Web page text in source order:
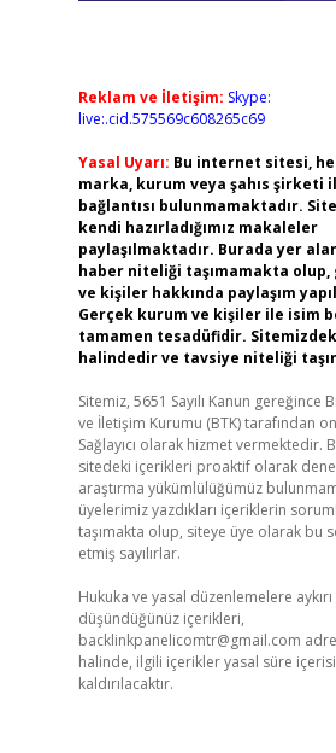
Reklam ve İletişim: Skype:
live:.cid.575569c608265c69
Yasal Uyarı: Bu internet sitesi,
marka, kurum veya şahıs şirketi
bağlantısı bulunmamaktadır.
kendi hazırladığımız makaleler
paylaşılmaktadır. Burada yer
haber niteliği taşımamakta
ve kişiler hakkında paylaşım
Gerçek kurum ve kişiler ile isim
tamamen tesadüfidir.
halindedir ve tavsiye niteliği
Sitemiz, 5651 Sayılı Kanun gereğince
ve İletişim Kurumu (BTK) tarafından
Sağlayıcı olarak hizmet vermektedir.
sitedeki içerikleri proaktif olarak
araştırma yükümlülüğümüz
üyelerimiz yazdıkları içeriklerin
taşımakta olup, siteye üye olarak bu
etmiş sayılırlar.
Hukuka ve yasal düzenlemelere
düşündüğünüz içerikleri,
backlinkpanelicomtr@gmail.com
halinde, ilgili içerikler yasal süre
kaldırılacaktır.